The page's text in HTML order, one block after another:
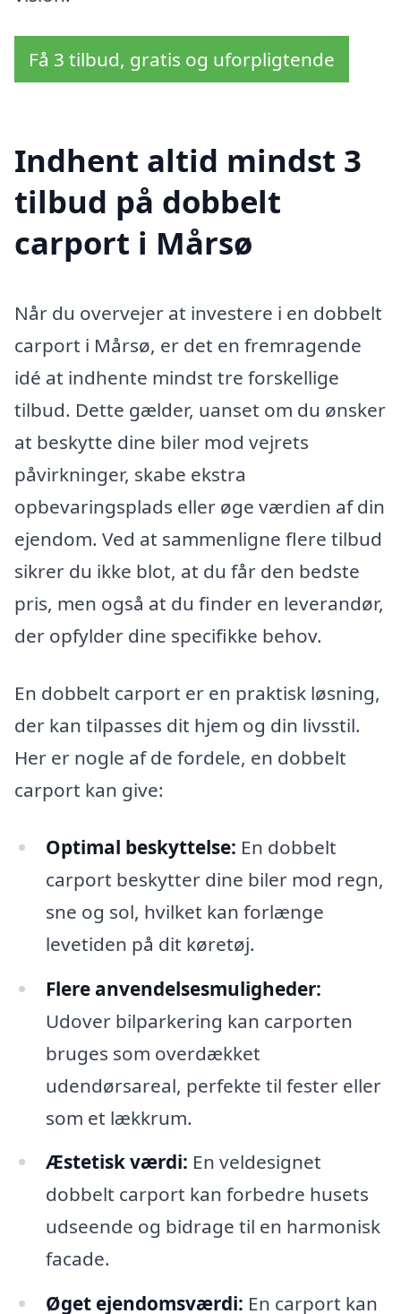
Få 3 tilbud, gratis og uforpligtende
Indhent altid mindst 3
tilbud på dobbelt
carport i Mårsø
Når du overvejer at investere i en dobbelt
carport i Mårsø, er det en fremragende
idé at indhente mindst tre forskellige
tilbud. Dette gælder, uanset om du ønsker
at beskytte dine biler mod vejrets
påvirkninger, skabe ekstra
opbevaringsplads eller øge værdien af din
ejendom. Ved at sammenligne flere tilbud
sikrer du ikke blot, at du får den bedste
pris, men også at du finder en leverandør,
der opfylder dine specifikke behov.
En dobbelt carport er en praktisk løsning,
der kan tilpasses dit hjem og din livsstil.
Her er nogle af de fordele, en dobbelt
carport kan give:
Optimal beskyttelse: En dobbelt
carport beskytter dine biler mod regn,
sne og sol, hvilket kan forlænge
levetiden på dit køretøj.
Flere anvendelsesmuligheder:
Udover bilparkering kan carporten
bruges som overdækket
udendørsareal, perfekte til fester eller
som et lækkrum.
Æstetisk værdi: En veldesignet
dobbelt carport kan forbedre husets
udseende og bidrage til en harmonisk
facade.
Øget ejendomsværdi: En carport kan